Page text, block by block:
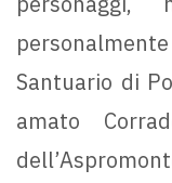
Santuario di
amato